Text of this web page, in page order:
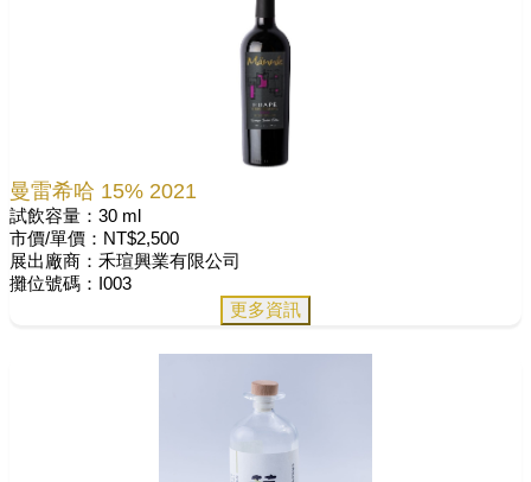
曼雷希哈 15% 2021
試飲容量：30 ml
市價/單價：NT$2,500
展出廠商：禾瑄興業有限公司
攤位號碼：I003
更多資訊